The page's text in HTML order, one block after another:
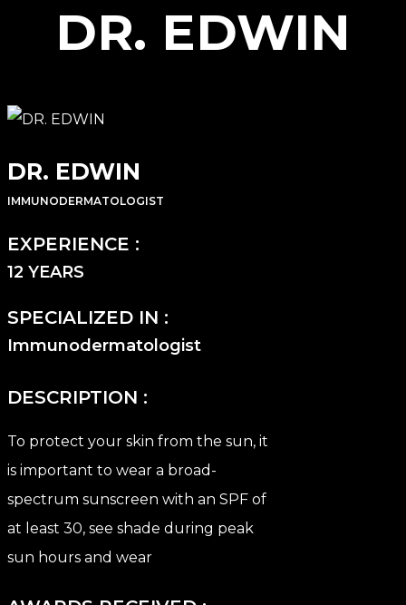
DR. EDWIN
DR. EDWIN
IMMUNODERMATOLOGIST
EXPERIENCE :
12 YEARS
SPECIALIZED IN :
Immunodermatologist
DESCRIPTION :
To protect your skin from the sun, it
is important to wear a broad-
spectrum sunscreen with an SPF of
at least 30, see shade during peak
sun hours and wear